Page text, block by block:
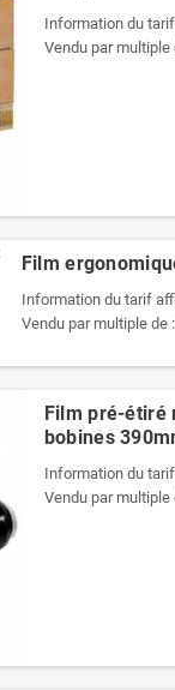
Information du
Vendu par multiple
Film
Information du tarif
Vendu par multiple de
Film pré-étiré
bobines
Information du
Vendu par multiple